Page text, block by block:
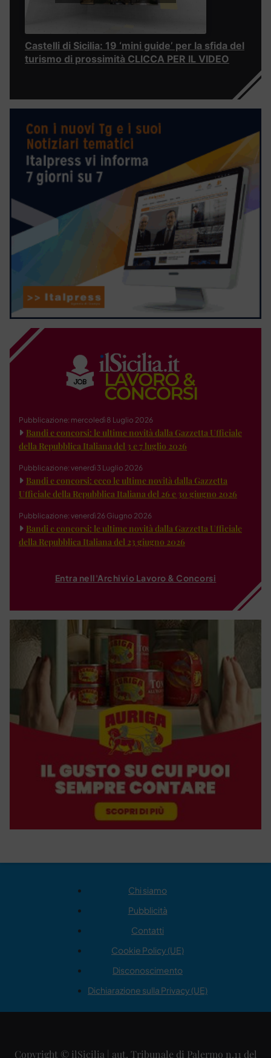
Castelli di Sicilia: 19 ‘mini guide’ per la sfida del
turismo di prossimità CLICCA PER IL VIDEO
Pubblicazione: mercoledì 8 Luglio 2026
Bandi e concorsi: le ultime novità dalla Gazzetta Ufficiale
della Repubblica Italiana del 3 e 7 luglio 2026
Pubblicazione: venerdì 3 Luglio 2026
Bandi e concorsi: ecco le ultime novità dalla Gazzetta
Ufficiale della Repubblica Italiana del 26 e 30 giugno 2026
Pubblicazione: venerdì 26 Giugno 2026
Bandi e concorsi: le ultime novità dalla Gazzetta Ufficiale
della Repubblica Italiana del 23 giugno 2026
Entra nell'Archivio Lavoro & Concorsi
Chi siamo
Pubblicità
Contatti
Cookie Policy (UE)
Disconoscimento
Dichiarazione sulla Privacy (UE)
Copyright © ilSicilia | aut. Tribunale di Palermo n.11 del